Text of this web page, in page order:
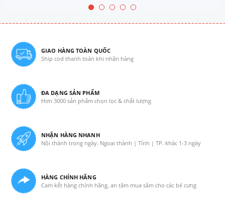
GIAO HÀNG TOÀN QUỐC
Ship cod thanh toán khi nhận hàng
ĐA DẠNG SẢN PHẨM
Hơn 3000 sản phẩm chọn lọc & chất lượng
NHẬN HÀNG NHANH
Nội thành trong ngày. Ngoại thành | Tỉnh | TP. khác 1-3 ngày
HÀNG CHÍNH HÃNG
Cam kết hàng chính hãng, an tâm mua sắm cho các bé cưng